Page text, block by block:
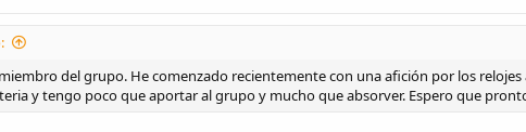
del grupo. He comenzado recientemente con una afición por los
y tengo poco que aportar al grupo y mucho que absorver. Espero que